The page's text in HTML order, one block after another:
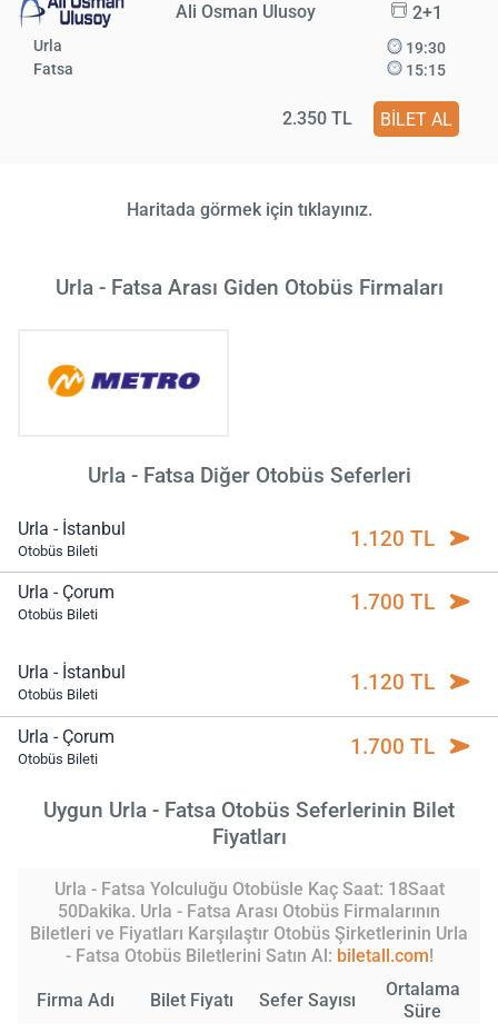
Ali Osman Ulusoy 2+1
Urla
Fatsa
19:30
15:15
2.350 TL BİLET AL
Haritada görmek için tıklayınız.
Urla - Fatsa Arası Giden Otobüs Firmaları
Urla - Fatsa Diğer Otobüs Seferleri
Urla - İstanbul
Otobüs Bileti 1.120 TL
Urla - Çorum
Otobüs Bileti 1.700 TL
Urla - İstanbul
Otobüs Bileti 1.120 TL
Urla - Çorum
Otobüs Bileti 1.700 TL
Uygun Urla - Fatsa Otobüs Seferlerinin Bilet
Fiyatları
Urla - Fatsa Yolculuğu Otobüsle Kaç Saat: 18Saat
50Dakika. Urla - Fatsa Arası Otobüs Firmalarının
Biletleri ve Fiyatları Karşılaştır Otobüs Şirketlerinin Urla
- Fatsa Otobüs Biletlerini Satın Al: biletall.com!
Firma Adı Bilet Fiyatı Sefer Sayısı
Ortalama
Süre